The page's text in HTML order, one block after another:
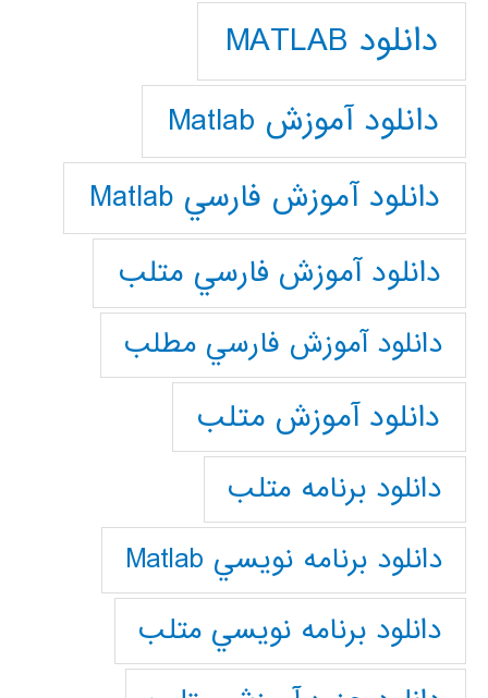
دانلود MATLAB
دانلود آموزش Matlab
دانلود آموزش فارسي Matlab
دانلود آموزش فارسي متلب
دانلود آموزش فارسي مطلب
دانلود آموزش متلب
دانلود برنامه متلب
دانلود برنامه نويسي Matlab
دانلود برنامه نويسي متلب